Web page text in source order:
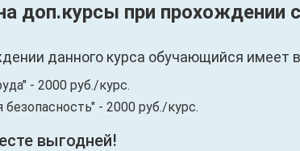
доп.курсы при прохождении
данного курса обучающийся имеет
- 2000 руб./курс.
- 2000 руб./курс.
выгодней!